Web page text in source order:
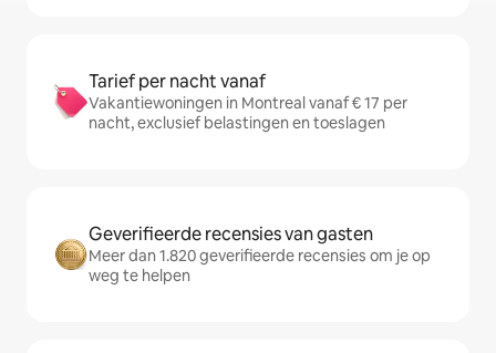
Tarief per nacht vanaf
Vakantiewoningen in Montreal vanaf € 17 per
nacht, exclusief belastingen en toeslagen
Geverifieerde recensies van gasten
Meer dan 1.820 geverifieerde recensies om je op
weg te helpen